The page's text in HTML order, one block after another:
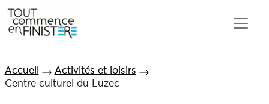
Accueil
Activités et loisirs
Centre culturel du Luzec